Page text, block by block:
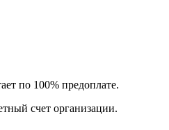
по 100% предоплате.
счет организации.